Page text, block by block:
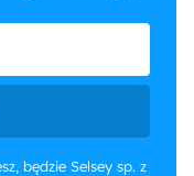
będzie Selsey sp. z